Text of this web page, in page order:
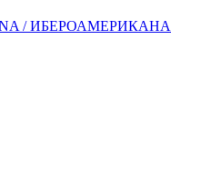
/ ИБЕРОАМЕРИКАНА